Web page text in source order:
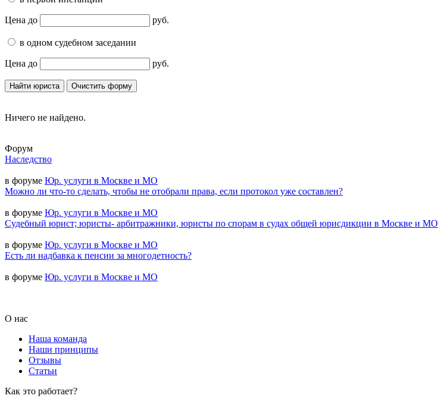
Цена до руб.
в одном судебном заседании
Цена до руб.
Ничего не найдено.
Форум
Наследство
в форуме Юр. услуги в Москве и МО
Можно ли что-то сделать, чтобы не отобрали права, если протокол уже составлен?
в форуме Юр. услуги в Москве и МО
Судебный юрист; юристы- арбитражники, юристы по спорам в судах общей юрисдикции в Москве и МО
в форуме Юр. услуги в Москве и МО
Есть ли надбавка к пенсии за многодетность?
в форуме Юр. услуги в Москве и МО
О нас
Наша команда
Наши принципы
Отзывы
Статьи
Как это работает?